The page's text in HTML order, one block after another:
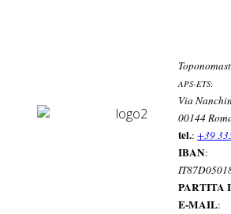
APS-ETS:
Via
00144
tel.: +39
IBAN:
PARTITA
E-MAIL: